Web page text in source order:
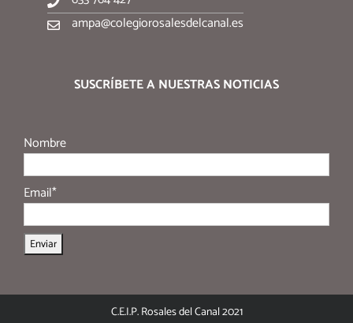
ampa@colegiorosalesdelcanal.es
SUSCRÍBETE A NUESTRAS NOTICIAS
Nombre
Email*
C.E.I.P. Rosales del Canal 2021